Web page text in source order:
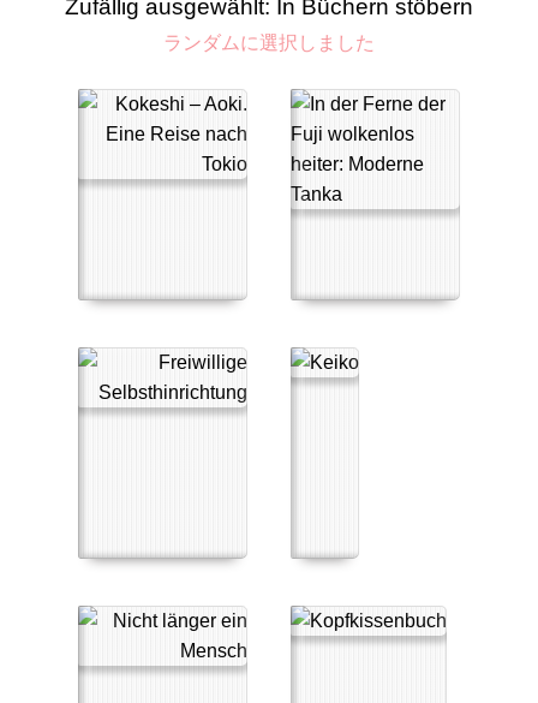
Zufällig ausgewählt: In Büchern stöbern
ランダムに選択しました